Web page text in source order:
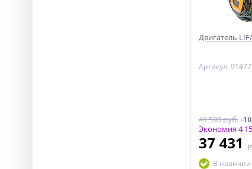
Двигатель
Артикул: 91477
41 590 руб.-
Экономия 4
37 431
В